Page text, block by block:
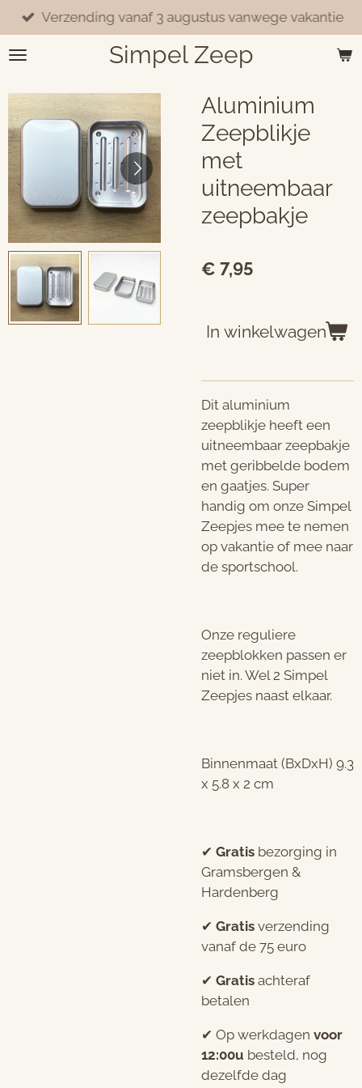
Ga
direct
naar
hoofdinhoud
Simpel Zeep
Verzending vanaf 3 augustus vanwege vakantie
Aluminium
Zeepblikje
met
uitneembaar
zeepbakje
€ 7,95
In winkelwagen
Dit aluminium
zeepblikje heeft een
uitneembaar zeepbakje
met geribbelde bodem
en gaatjes. Super
handig om onze Simpel
Zeepjes mee te nemen
op vakantie of mee naar
de sportschool.
Onze reguliere
zeepblokken passen er
niet in. Wel 2 Simpel
Zeepjes naast elkaar.
Binnenmaat (BxDxH) 9.3
x 5.8 x 2 cm
✔︎ Gratis bezorging in
Gramsbergen &
Hardenberg
✔︎ Gratis verzending
vanaf de 75 euro
✔︎ Gratis achteraf
betalen
✔︎ Op werkdagen voor
12:00u besteld, nog
dezelfde dag